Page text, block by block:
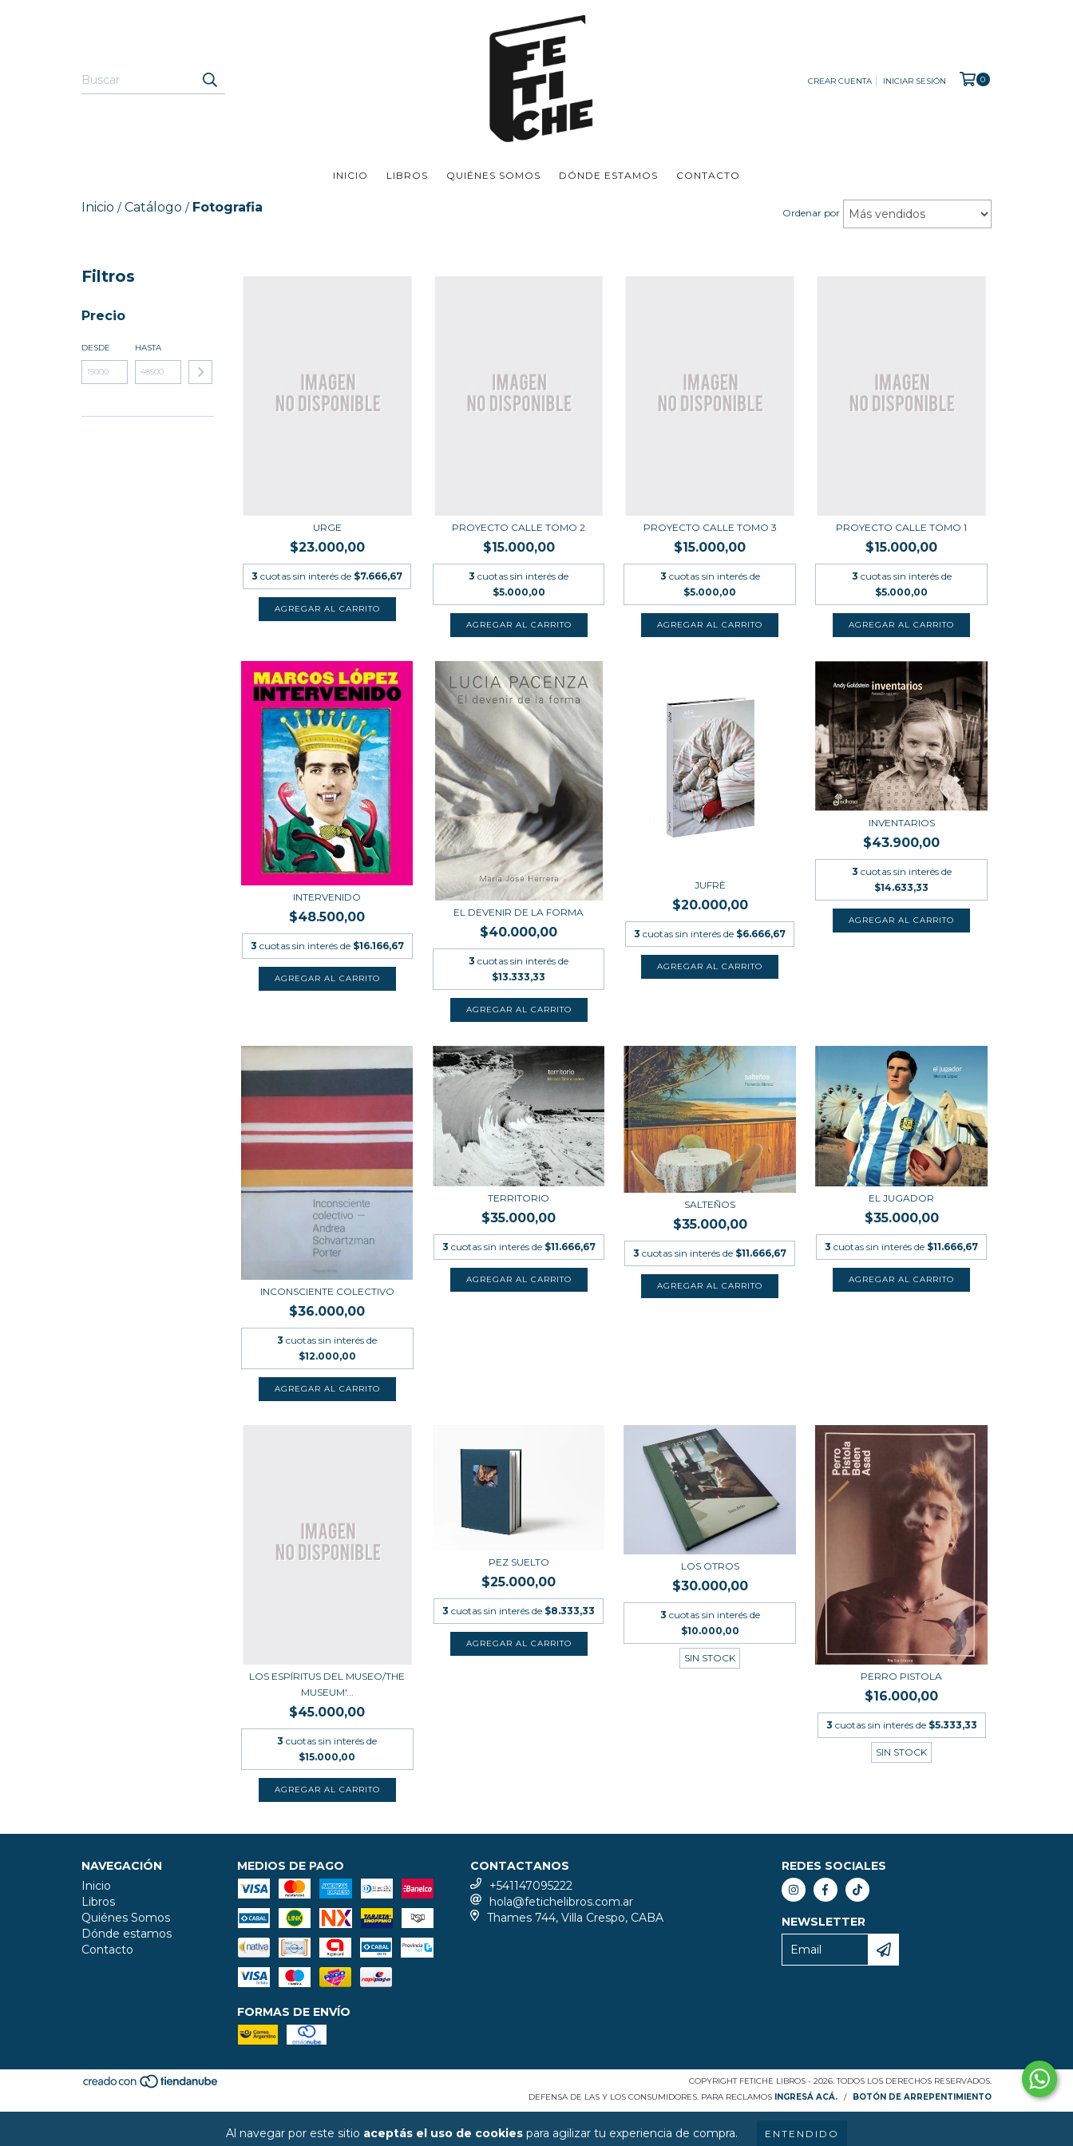
Al navegar por este sitio aceptás el uso de cookies para agilizar tu experiencia de compra. ENTENDIDO
CREAR CUENTA INICIAR SESIÓN 0
INICIO LIBROS QUIÉNES SOMOS DÓNDE ESTAMOS CONTACTO
Inicio / Catálogo / Fotografia Ordenar por
Filtros
Precio
DESDE HASTA
URGE
$23.000,00
3 cuotas sin interés de $7.666,67
PROYECTO CALLE TOMO 2
$15.000,00
3 cuotas sin interés de
$5.000,00
PROYECTO CALLE TOMO 3
$15.000,00
3 cuotas sin interés de
$5.000,00
PROYECTO CALLE TOMO 1
$15.000,00
3 cuotas sin interés de
$5.000,00
INTERVENIDO
$48.500,00
3 cuotas sin interés de $16.166,67
EL DEVENIR DE LA FORMA
$40.000,00
3 cuotas sin interés de
$13.333,33
JUFRÈ
$20.000,00
3 cuotas sin interés de $6.666,67
INVENTARIOS
$43.900,00
3 cuotas sin interés de
$14.633,33
INCONSCIENTE COLECTIVO
$36.000,00
3 cuotas sin interés de
$12.000,00
TERRITORIO
$35.000,00
3 cuotas sin interés de $11.666,67
SALTEÑOS
$35.000,00
3 cuotas sin interés de $11.666,67
EL JUGADOR
$35.000,00
3 cuotas sin interés de $11.666,67
LOS ESPÍRITUS DEL MUSEO/THE
MUSEUM'...
$45.000,00
3 cuotas sin interés de
$15.000,00
PEZ SUELTO
$25.000,00
3 cuotas sin interés de $8.333,33
LOS OTROS
$30.000,00
3 cuotas sin interés de
$10.000,00
SIN STOCK
PERRO PISTOLA
$16.000,00
3 cuotas sin interés de $5.333,33
SIN STOCK
NAVEGACIÓN
Inicio
Libros
Quiénes Somos
Dónde estamos
Contacto
MEDIOS DE PAGO
FORMAS DE ENVÍO
CONTACTANOS
+541147095222
hola@fetichelibros.com.ar
Thames 744, Villa Crespo, CABA
REDES SOCIALES
NEWSLETTER
COPYRIGHT FETICHE LIBROS - 2026. TODOS LOS DERECHOS RESERVADOS.
DEFENSA DE LAS Y LOS CONSUMIDORES. PARA RECLAMOS
INGRESÁ ACÁ. / BOTÓN DE ARREPENTIMIENTO